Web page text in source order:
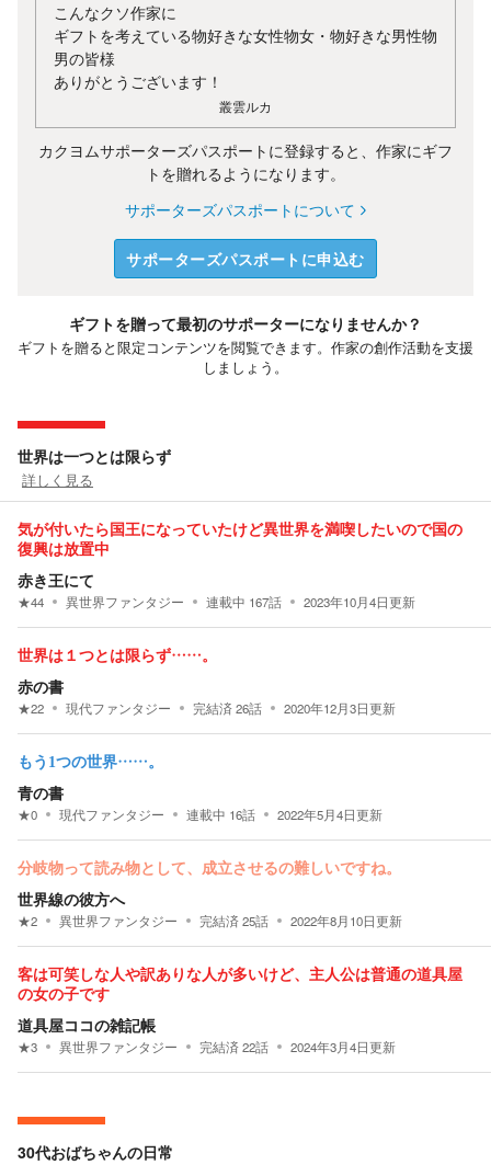
こんなクソ作家に
ギフトを考えている物好きな女性物女・物好きな男性物
男の皆様
ありがとうございます！
叢雲ルカ
カクヨムサポーターズパスポートに登録すると、作家にギフ
トを贈れるようになります。
サポーターズパスポートについて
サポーターズパスポートに申込む
ギフトを贈って最初のサポーターになりませんか？
ギフトを贈ると限定コンテンツを閲覧できます。作家の創作活動を支援
しましょう。
世界は一つとは限らず
詳しく見る
気が付いたら国王になっていたけど異世界を満喫したいので国の
復興は放置中
赤き王にて
★44 異世界ファンタジー 連載中 167話 2023年10月4日更新
世界は１つとは限らず……。
赤の書
★22 現代ファンタジー 完結済26話 2020年12月3日更新
もう1つの世界……。
青の書
★0 現代ファンタジー 連載中 16話 2022年5月4日更新
分岐物って読み物として、成立させるの難しいですね。
世界線の彼方へ
★2 異世界ファンタジー 完結済25話 2022年8月10日更新
客は可笑しな人や訳ありな人が多いけど、主人公は普通の道具屋
の女の子です
道具屋ココの雑記帳
★3 異世界ファンタジー 完結済22話 2024年3月4日更新
30代おばちゃんの日常